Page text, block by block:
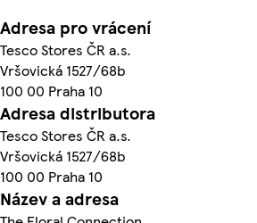
Adresa pro vrácení
Tesco Stores ČR a.s.
Vršovická 1527/68b
100 00 Praha 10
Adresa distributora
Tesco Stores ČR a.s.
Vršovická 1527/68b
100 00 Praha 10
Název a adresa